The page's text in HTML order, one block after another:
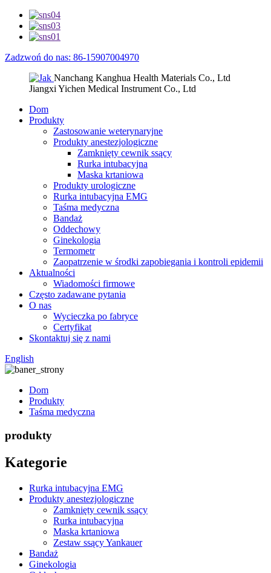
Zadzwoń do nas: 86-15907004970
Nanchang Kanghua Health Materials Co., Ltd
Jiangxi Yichen Medical Instrument Co., Ltd
Dom
Produkty
Zastosowanie weterynaryjne
Produkty anestezjologiczne
Zamknięty cewnik ssący
Rurka intubacyjna
Maska krtaniowa
Produkty urologiczne
Rurka intubacyjna EMG
Taśma medyczna
Bandaż
Oddechowy
Ginekologia
Termometr
Zaopatrzenie w środki zapobiegania i kontroli epidemii
Aktualności
Wiadomości firmowe
Często zadawane pytania
O nas
Wycieczka po fabryce
Certyfikat
Skontaktuj się z nami
English
Dom
Produkty
Taśma medyczna
produkty
Kategorie
Rurka intubacyjna EMG
Produkty anestezjologiczne
Zamknięty cewnik ssący
Rurka intubacyjna
Maska krtaniowa
Zestaw ssący Yankauer
Bandaż
Ginekologia